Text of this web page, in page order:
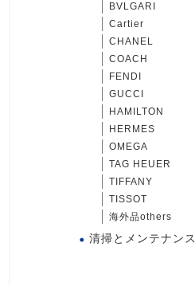
BVLGARI
Cartier
CHANEL
COACH
FENDI
GUCCI
HAMILTON
HERMES
OMEGA
TAG HEUER
TIFFANY
TISSOT
海外品others
清掃とメンテナンス